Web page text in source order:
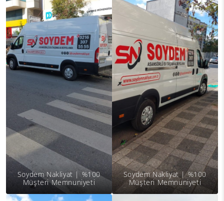
Soydem Nakliyat | %100
Müşteri Memnuniyeti
Soydem Nakliyat | %100
Müşteri Memnuniyeti